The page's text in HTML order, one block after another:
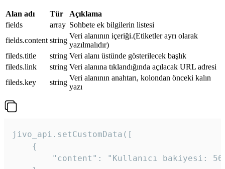
Alan adı Tür
Açıklama
fields
array Sohbete ek bilgilerin listesi
fields.content string
Veri alanının içeriği.(Etiketler ayrı olarak
yazılmalıdır)
fileds.title
string Veri alanı üstünde gösterilecek başlık
fileds.link
string Veri alanına tıklandığında açılacak URL adresi
fileds.key
string
Veri alanının anahtarı, kolondan önceki kalın
yazı
jivo_api.setCustomData([
    {
"content": "Kullanıcı bakiyesi: